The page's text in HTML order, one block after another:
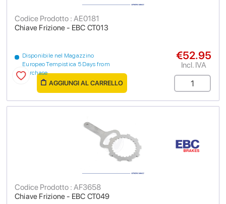
Chiave Frizione - EBC CT013
Codice Prodotto : AE0181
Disponibile nel Magazzino
Europeo Tempistica 5 Days from
purchase
€52.95
Incl. IVA
AGGIUNGI AL CARRELLO
Chiave Frizione - EBC CT049
Codice Prodotto : AF3658